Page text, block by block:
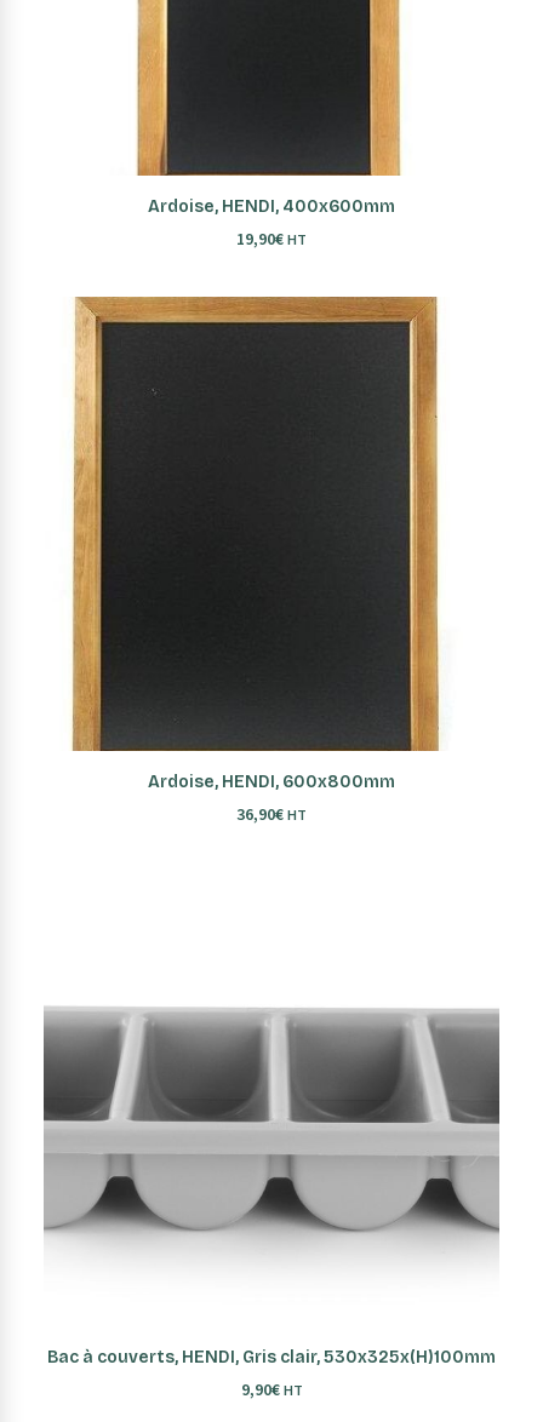
AJOUTER AU PANIER
Ardoise, HENDI, 400x600mm
19,90€HT
AJOUTER AU PANIER
Ardoise, HENDI, 600x800mm
36,90€HT
AJOUTER AU PANIER
Bac à couverts, HENDI, Gris clair, 530x325x(H)100mm
9,90€ HT